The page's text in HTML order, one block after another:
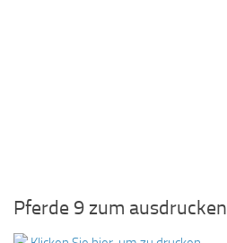
Pferde 9 zum ausdrucken